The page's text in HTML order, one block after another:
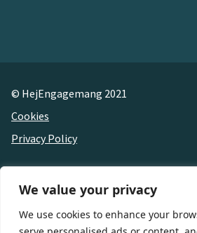
We value your privacy
We use cookies to enhance your
© HejEngagemang 2021
Cookies
Privacy Policy